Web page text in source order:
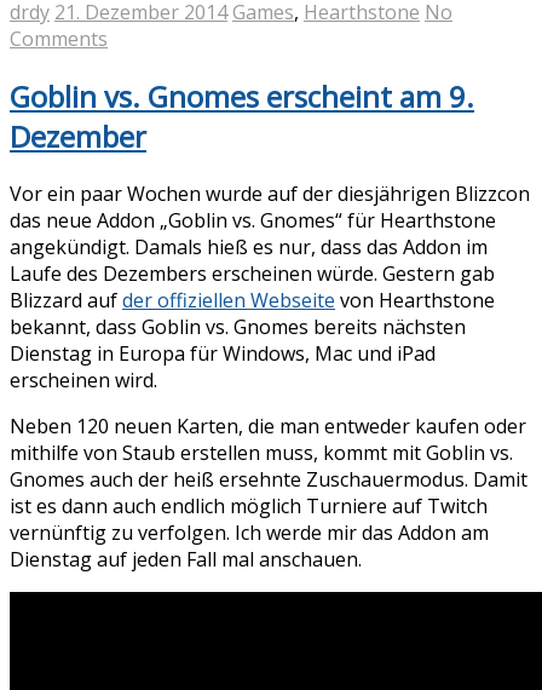
drdy 21. Dezember 2014 Games, Hearthstone No
Comments
Goblin vs. Gnomes erscheint am 9.
Dezember
Vor ein paar Wochen wurde auf der diesjährigen Blizzcon
das neue Addon „Goblin vs. Gnomes“ für Hearthstone
angekündigt. Damals hieß es nur, dass das Addon im
Laufe des Dezembers erscheinen würde. Gestern gab
Blizzard aufder offiziellen Webseite von Hearthstone
bekannt, dass Goblin vs. Gnomes bereits nächsten
Dienstag in Europa für Windows, Mac und iPad
erscheinen wird.
Neben 120 neuen Karten, die man entweder kaufen oder
mithilfe von Staub erstellen muss, kommt mit Goblin vs.
Gnomes auch der heiß ersehnte Zuschauermodus. Damit
ist es dann auch endlich möglich Turniere auf Twitch
vernünftig zu verfolgen. Ich werde mir das Addon am
Dienstag auf jeden Fall mal anschauen.